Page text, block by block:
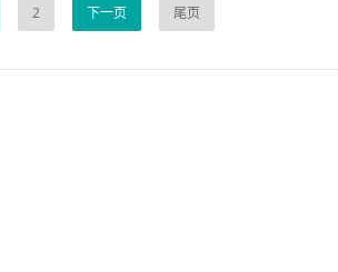
2 下一页 尾页